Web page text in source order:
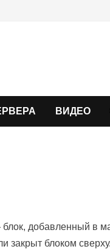
ВИДЕО
добавленный в
закрыт блоком